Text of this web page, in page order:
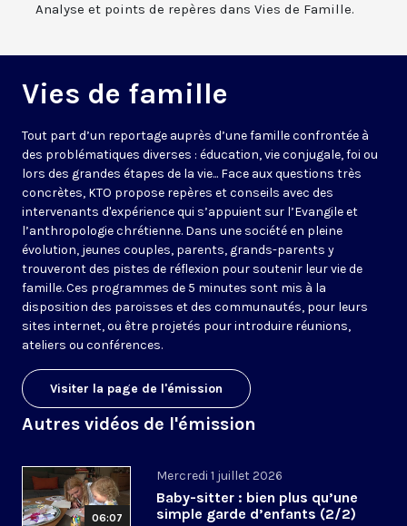
Analyse et points de repères dans Vies de Famille.
Vies de famille
Tout part d’un reportage auprès d’une famille confrontée à
des problématiques diverses : éducation, vie conjugale, foi ou
lors des grandes étapes de la vie... Face aux questions très
concrètes, KTO propose repères et conseils avec des
intervenants d'expérience qui s’appuient sur l’Evangile et
l’anthropologie chrétienne. Dans une société en pleine
évolution, jeunes couples, parents, grands-parents y
trouveront des pistes de réflexion pour soutenir leur vie de
famille. Ces programmes de 5 minutes sont mis à la
disposition des paroisses et des communautés, pour leurs
sites internet, ou être projetés pour introduire réunions,
ateliers ou conférences.
Visiter la page de l'émission
Autres vidéos de l'émission
06:07
Mercredi 1 juillet 2026
Baby-sitter : bien plus qu’une
simple garde d’enfants (2/2)